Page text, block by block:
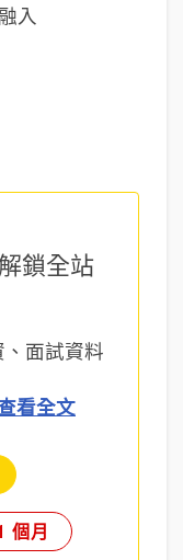
入
解鎖全站
面試資料
看全文
個月